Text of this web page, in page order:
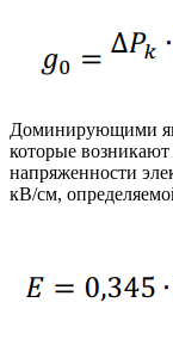
Доминирующими
которые
напряженности
кВ/см,